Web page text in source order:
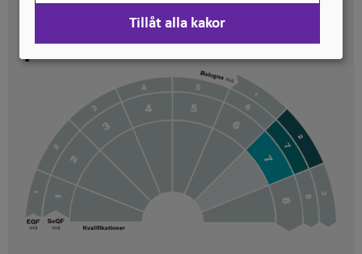
Här kan du se på vilken nivå
svenska kvalifikationer är
Tillåt alla kakor